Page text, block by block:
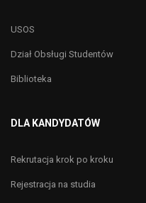
USOS
Dział Obsługi Studentów
Biblioteka
DLA KANDYDATÓW
Rekrutacja krok po kroku
Rejestracja na studia